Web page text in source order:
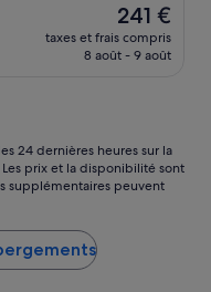
Le
nouveau
prix
241 €
taxes et frais compris
8 août - 9 août
24 dernières heures sur la
Les prix et la disponibilité sont
supplémentaires peuvent